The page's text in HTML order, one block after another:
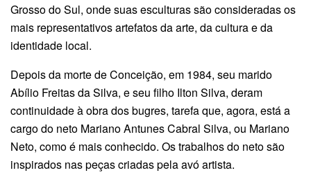
Grosso do Sul, onde suas esculturas são consideradas os
mais representativos artefatos da arte, da cultura e da
identidade local.
Depois da morte de Conceição, em 1984, seu marido
Abílio Freitas da Silva, e seu filho Ilton Silva, deram
continuidade à obra dos bugres, tarefa que, agora, está a
cargo do neto Mariano Antunes Cabral Silva, ou Mariano
Neto, como é mais conhecido. Os trabalhos do neto são
inspirados nas peças criadas pela avó artista.